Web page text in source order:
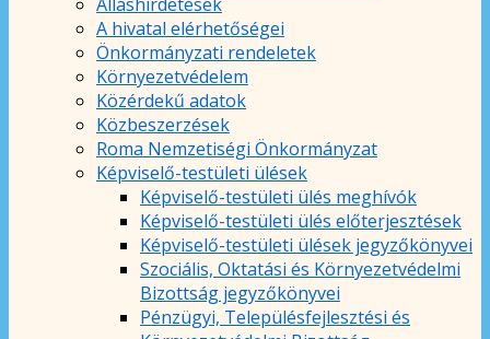
A hivatal elérhetőségei
Önkormányzati rendeletek
Környezetvédelem
Közérdekű adatok
Közbeszerzések
Roma Nemzetiségi Önkormányzat
Képviselő-testületi ülések
Képviselő-testületi ülés meghívók
Képviselő-testületi ülés előterjesztések
Képviselő-testületi ülések jegyzőkönyvei
Szociális, Oktatási és Környezetvédelmi
Bizottság jegyzőkönyvei
Pénzügyi, Településfejlesztési és